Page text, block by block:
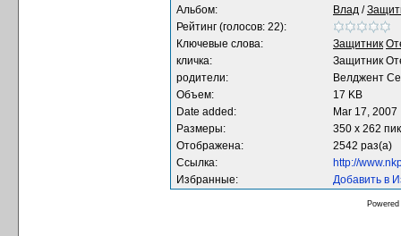
Альбом:
Влад /
Рейтинг (голосов: 22):
Ключевые слова:
Защитник
кличка:
Защитник
родители:
Велджент
Объем:
17 KB
Date added:
Mar 17, 2007
Размеры:
350 x 262
Отображена:
2542 раз(а)
Ссылка:
http://
Избранные:
Добавить в